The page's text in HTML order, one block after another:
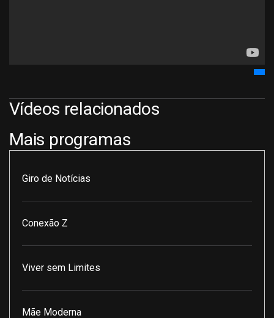
Vídeos relacionados
Mais programas
Giro de Notícias
Conexão Z
Viver sem Limites
Mãe Moderna